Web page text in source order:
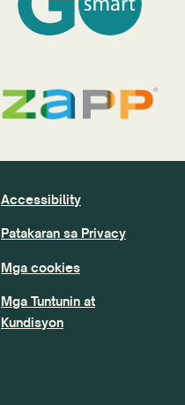
Accessibility
Patakaran sa Privacy
Mga cookies
Mga Tuntunin at
Kundisyon